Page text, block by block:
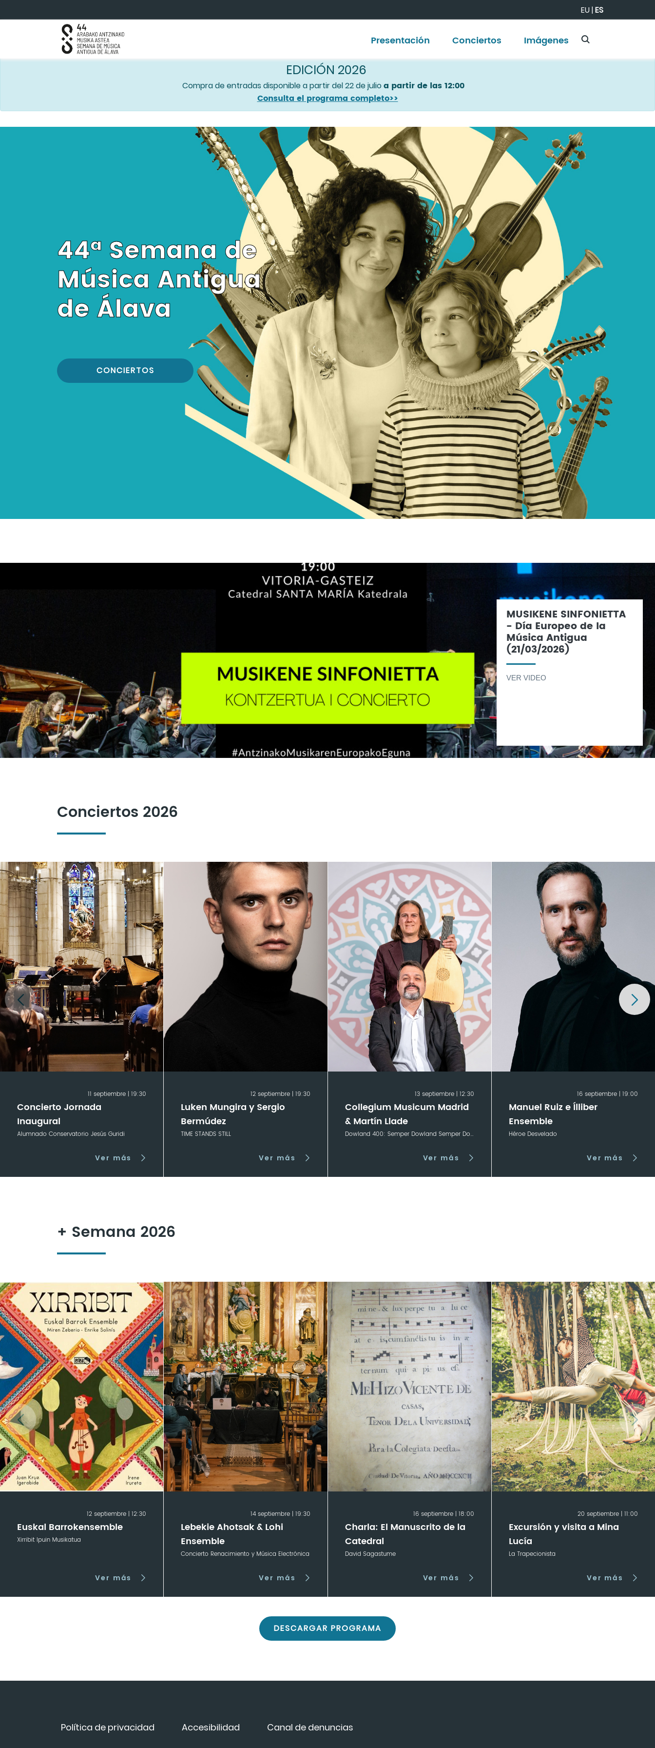
EU|ES
Presentación Conciertos Imágenes
EDICIÓN 2026
Compra de entradas disponible a partir del 22 de julio a partir de las 12:00
Consulta el programa completo>>
44ª Semana de
Música Antigua
de Álava
CONCIERTOS
MUSIKENE SINFONIETTA
- Día Europeo de la
Música Antigua
(21/03/2026)
VER VIDEO
Conciertos 2026
11 septiembre | 19:30
Concierto Jornada
Inaugural
Alumnado Conservatorio Jesús Guridi
Ver más
12 septiembre | 19:30
Luken Mungira y Sergio
Bermúdez
TIME STANDS STILL
Ver más
13 septiembre | 12:30
Collegium Musicum Madrid
& Martín Llade
Dowland 400: Semper Dowland Semper Dolens
Ver más
16 septiembre | 19:00
Manuel Ruiz e Ílliber
Ensemble
Héroe Desvelado
Ver más
+ Semana 2026
12 septiembre | 12:30
Euskal Barrokensemble
Xirribit Ipuin Musikatua
Ver más
14 septiembre | 19:30
Lebekie Ahotsak & Lohi
Ensemble
Concierto Renacimiento y Música Electrónica
Ver más
16 septiembre | 18:00
Charla: El Manuscrito de la
Catedral
David Sagastume
Ver más
20 septiembre | 11:00
Excursión y visita a Mina
Lucía
La Trapecionista
Ver más
DESCARGAR PROGRAMA
Política de privacidad Accesibilidad Canal de denuncias